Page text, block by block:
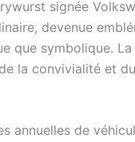
signée
devenue
que symbolique.
la convivialité et
annuelles de